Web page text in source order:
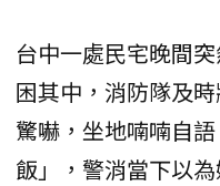
台中一處民宅晚間
困其中，消防隊及
驚嚇，坐地喃喃自
飯」，警消當下以